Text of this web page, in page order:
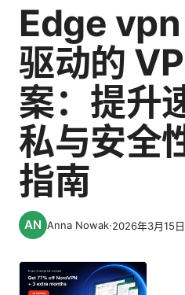
Edge
驱动的
案：提升
私与安全
指南
Anna Nowak·2026年3月15日